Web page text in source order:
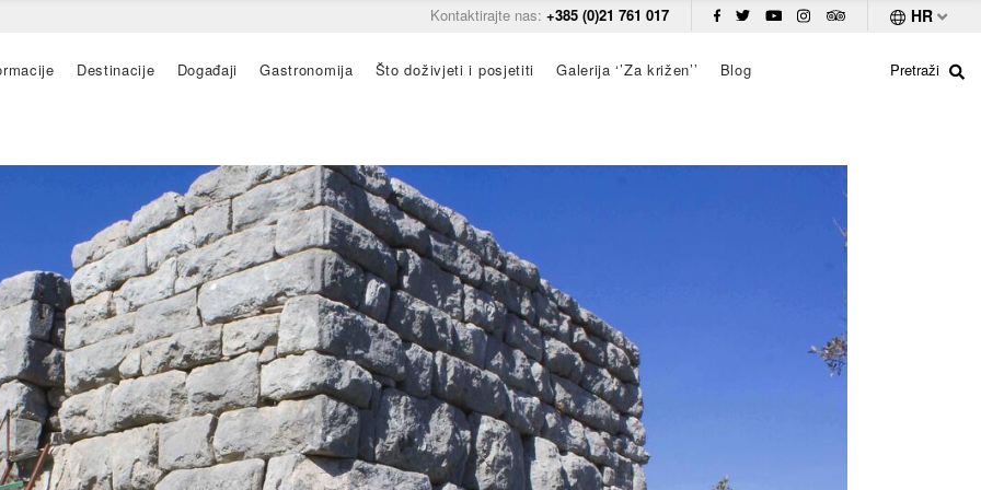
HR
Kontaktirajte nas: +385 (0)21 761 017
Pretraži
Destinacije Događaji Gastronomija Što doživjeti i posjetiti Galerija ‘’Za križen’’ Blog